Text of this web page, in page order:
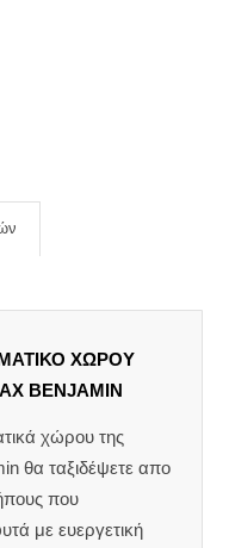
ΧΩΡΟΥ
BENJAMIN
χώρου της
θα ταξιδέψετε απο
που
με ευεργετική